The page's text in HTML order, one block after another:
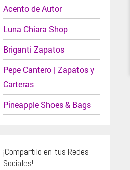
Acento de Autor
Luna Chiara Shop
Briganti Zapatos
Pepe Cantero | Zapatos y
Carteras
Pineapple Shoes & Bags
¡Compartilo en tus Redes
Sociales!